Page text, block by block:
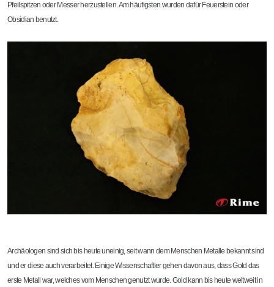
Pfeilspitzen oder Messer herzustellen. Am häufigsten wurden dafür Feuerstein oder
Obsidian benutzt.
Archäologen sind sich bis heute uneinig, seit wann dem Menschen Metalle bekannt sind
und er diese auch verarbeitet. Einige Wissenschaftler gehen davon aus, dass Gold das
erste Metall war, welches vom Menschen genutzt wurde. Gold kann bis heute weltweit in